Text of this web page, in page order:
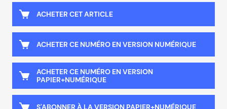
ACHETER CET ARTICLE
ACHETER CE NUMÉRO EN VERSION NUMÉRIQUE
ACHETER CE NUMÉRO EN VERSION
PAPIER+NUMÉRIQUE
S'ABONNER À LA VERSION PAPIER+NUMÉRIQUE